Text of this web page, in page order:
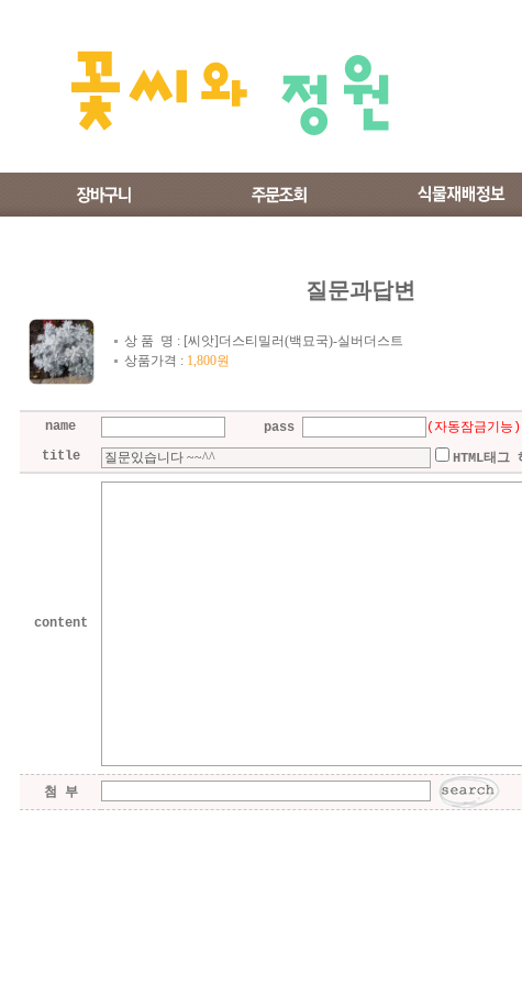
질문과답변
상 품 명 : [씨앗]더스티밀러(백묘국)-실버더스트
상품가격 : 1,800원
name pass
(자동잠금기능)
title
HTML태그
content
첨 부